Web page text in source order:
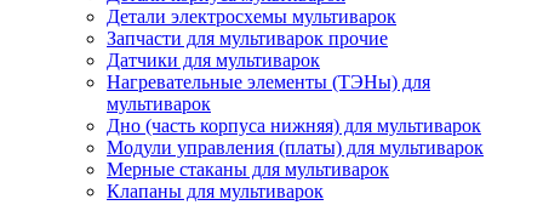
Детали электросхемы мультиварок
Запчасти для мультиварок прочие
Датчики для мультиварок
Нагревательные элементы (ТЭНы) для
мультиварок
Дно (часть корпуса нижняя) для мультиварок
Модули управления (платы) для мультиварок
Мерные стаканы для мультиварок
Клапаны для мультиварок